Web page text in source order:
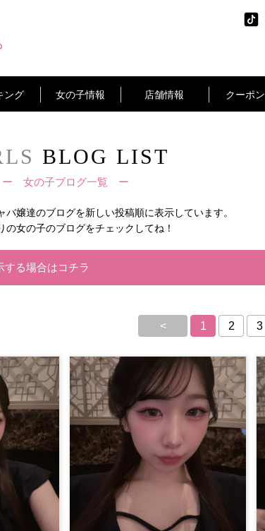
ング 女の子情報 店舗情報 クーポン
BLOG LIST
ー 女の子ブログ一覧 ー
バ嬢達のブログを新しい投稿順に表示しています。
の女の子のブログをチェックしてね！
する場合はコチラ
< 1 2 3